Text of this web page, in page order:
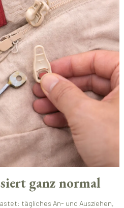
ganz normal
tägliches An- und Ausziehen,